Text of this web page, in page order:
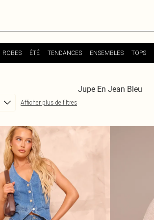
ROBES ÉTÉ TENDANCES ENSEMBLES TOPS
Jupe En Jean Bleu
Afficher plus de filtres